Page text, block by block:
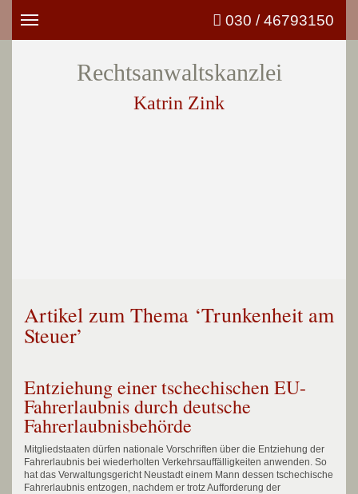
Toggle
030 / 46793150
Rechtsanwaltskanzlei
Katrin Zink
Artikel zum Thema ‘Trunkenheit am
Steuer’
Entziehung einer tschechischen EU-
Fahrerlaubnis durch deutsche
Fahrerlaubnisbehörde
Mitgliedstaaten dürfen nationale Vorschriften über die Entziehung der
Fahrerlaubnis bei wiederholten Verkehrsauffälligkeiten anwenden. So
hat das Verwaltungsgericht Neustadt einem Mann dessen tschechische
Fahrerlaubnis entzogen, nachdem er trotz Aufforderung der